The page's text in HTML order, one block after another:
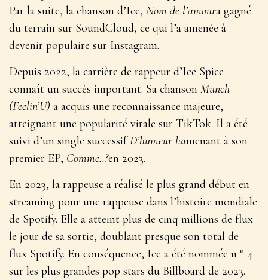
Par la suite, la chanson d’Ice, Nom de l’amoura gagné
du terrain sur SoundCloud, ce qui l’a amenée à
devenir populaire sur Instagram.
Depuis 2022, la carrière de rappeur d’Ice Spice
connaît un succès important. Sa chanson Munch
(Feelin’U) a acquis une reconnaissance majeure,
atteignant une popularité virale sur TikTok. Il a été
suivi d’un single successifD’humeur hamenant à son
premier EP, Comme..?en 2023.
En 2023, la rappeuse a réalisé le plus grand début en
streaming pour une rappeuse dans l’histoire mondiale
de Spotify. Elle a atteint plus de cinq millions de flux
le jour de sa sortie, doublant presque son total de
flux Spotify. En conséquence, Ice a été nommée n ° 4
sur les plus grandes pop stars du Billboard de 2023.